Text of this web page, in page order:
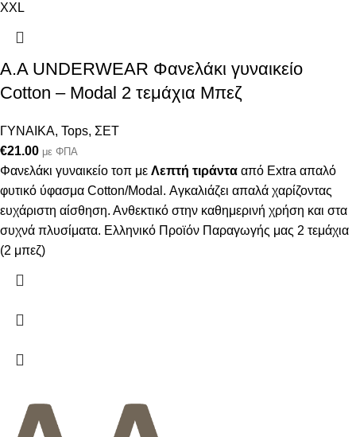
XXL
Α.A UNDERWEAR Φανελάκι γυναικείο
Cotton – Modal 2 τεμάχια Μπεζ
ΓΥΝΑΙΚΑ, Tops, ΣΕΤ
€21.00 με ΦΠΑ
Φανελάκι γυναικείο τοπ με Λεπτή τιράντα από Extra απαλό
φυτικό ύφασμα Cotton/Modal. Αγκαλιάζει απαλά χαρίζοντας
ευχάριστη αίσθηση. Ανθεκτικό στην καθημερινή χρήση και στα
συχνά πλυσίματα. Ελληνικό Προϊόν Παραγωγής μας 2 τεμάχια
(2 μπεζ)